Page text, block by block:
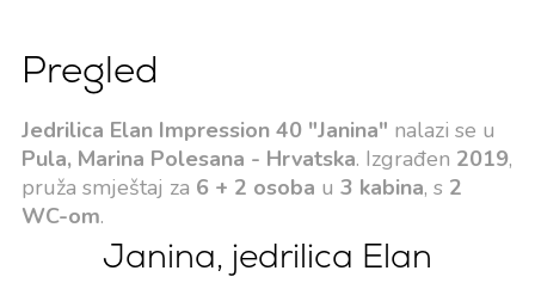
Pregled
Jedrilica Elan Impression 40 "Janina" nalazi se u
Pula, Marina Polesana - Hrvatska. Izgrađen 2019,
pruža smještaj za 6 + 2 osoba u 3 kabina, s 2
WC-om.
Janina, jedrilica Elan